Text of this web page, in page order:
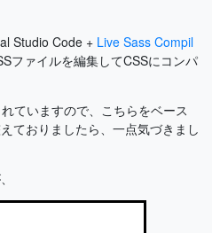
Studio Code + Live Sass Compil
ファイルを編集してCSSにコンパ
ていますので、こちらをベース
ておりましたら、一点気づきまし